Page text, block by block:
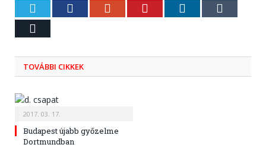
Twitter Facebook Google+ Pinterest LinkedIn
TOVÁBBI CIKKEK
2017. 03. 17.
Budapest újabb győzelme
Dortmundban